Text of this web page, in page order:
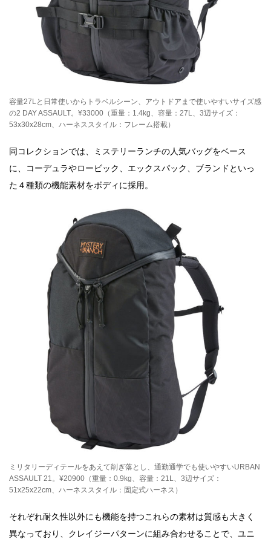
容量27Lと日常使いからトラベルシーン、アウトドアまで使いやすいサイズ感
の2 DAY ASSAULT。¥33000（重量：1.4kg、容量：27L、3辺サイズ：
53x30x28cm、ハーネススタイル：フレーム搭載）
同コレクションでは、ミステリーランチの人気バッグをベース
に、コーデュラやロービック、エックスパック、ブランドといっ
た４種類の機能素材をボディに採用。
ミリタリーディテールをあえて削ぎ落とし、通勤通学でも使いやすいURBAN
ASSAULT 21。¥20900（重量：0.9kg、容量：21L、3辺サイズ：
51x25x22cm、ハーネススタイル：固定式ハーネス）
それぞれ耐久性以外にも機能を持つこれらの素材は質感も大きく
異なっており、クレイジーパターンに組み合わせることで、ユニ